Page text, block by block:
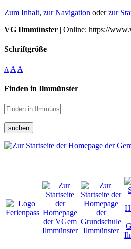
Zum Inhalt, zur Navigation oderzur
VG Ilmmünster | Online: https://
Schriftgröße
A A A
Finden in Ilmmünster
suchen